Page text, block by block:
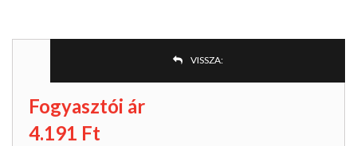
VISSZA:
Fogyasztói ár
4.191 Ft